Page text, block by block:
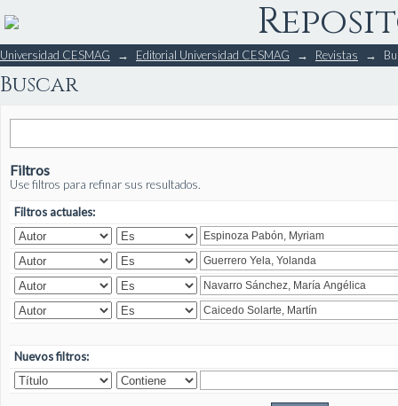
Buscar
Universidad CESMAG → Editorial Universidad CESMAG → Revistas →
Buscar
Filtros
Use filtros para refinar sus resultados.
Filtros actuales:
Nuevos filtros: